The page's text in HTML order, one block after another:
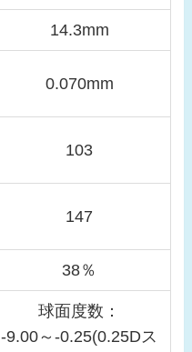
14.3mm
0.070mm
103
147
38％
球面度数：
-9.00～-0.25(0.25Dス